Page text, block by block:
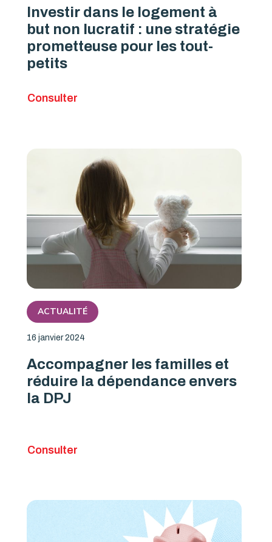
Investir dans le logement à
but non lucratif : une stratégie
prometteuse pour les tout-
petits
Consulter
ACTUALITÉ
16 janvier 2024
Accompagner les familles et
réduire la dépendance envers
la DPJ
Consulter